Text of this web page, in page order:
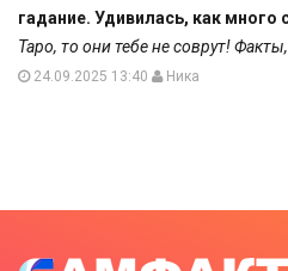
гадание. Удивилась, как много
Таро, то они тебе не соврут!
24.09.2025 13:40 Ника